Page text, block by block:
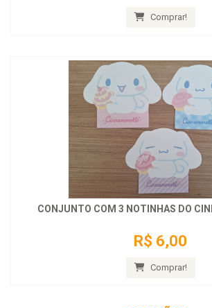
Comprar!
CONJUNTO COM 3 NOTINHAS DO
R$ 6,00
Comprar!